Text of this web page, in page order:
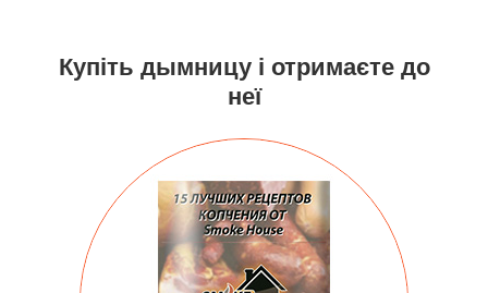
Купіть дымницу і отримаєте до
неї